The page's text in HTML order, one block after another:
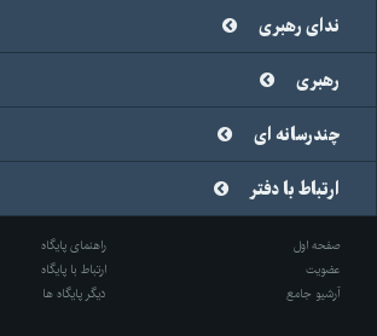
ندای رهبری
رهبری
چندرسانه ای
ارتباط با دفتر
صفحه اول
راهنمای پایگاه
عضویت
ارتباط با پایگاه
آرشیو جامع
دیگر پایگاه ها